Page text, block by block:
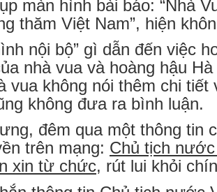
màn hình bài báo: “Nhà
thăm Việt Nam”, hiện
nội bộ” gì dẫn đến việc
nhà vua và hoàng hậu
vua không nói thêm chi tiết
không đưa ra bình luận.
đêm qua một thông tin
trên mạng: Chủ tịch
xin từ chức, rút lui khỏi